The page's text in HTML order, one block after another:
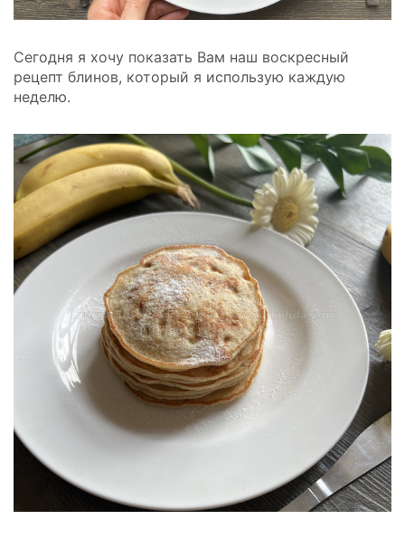
Сегодня я хочу показать Вам наш воскресный
рецепт блинов, который я использую каждую
неделю.